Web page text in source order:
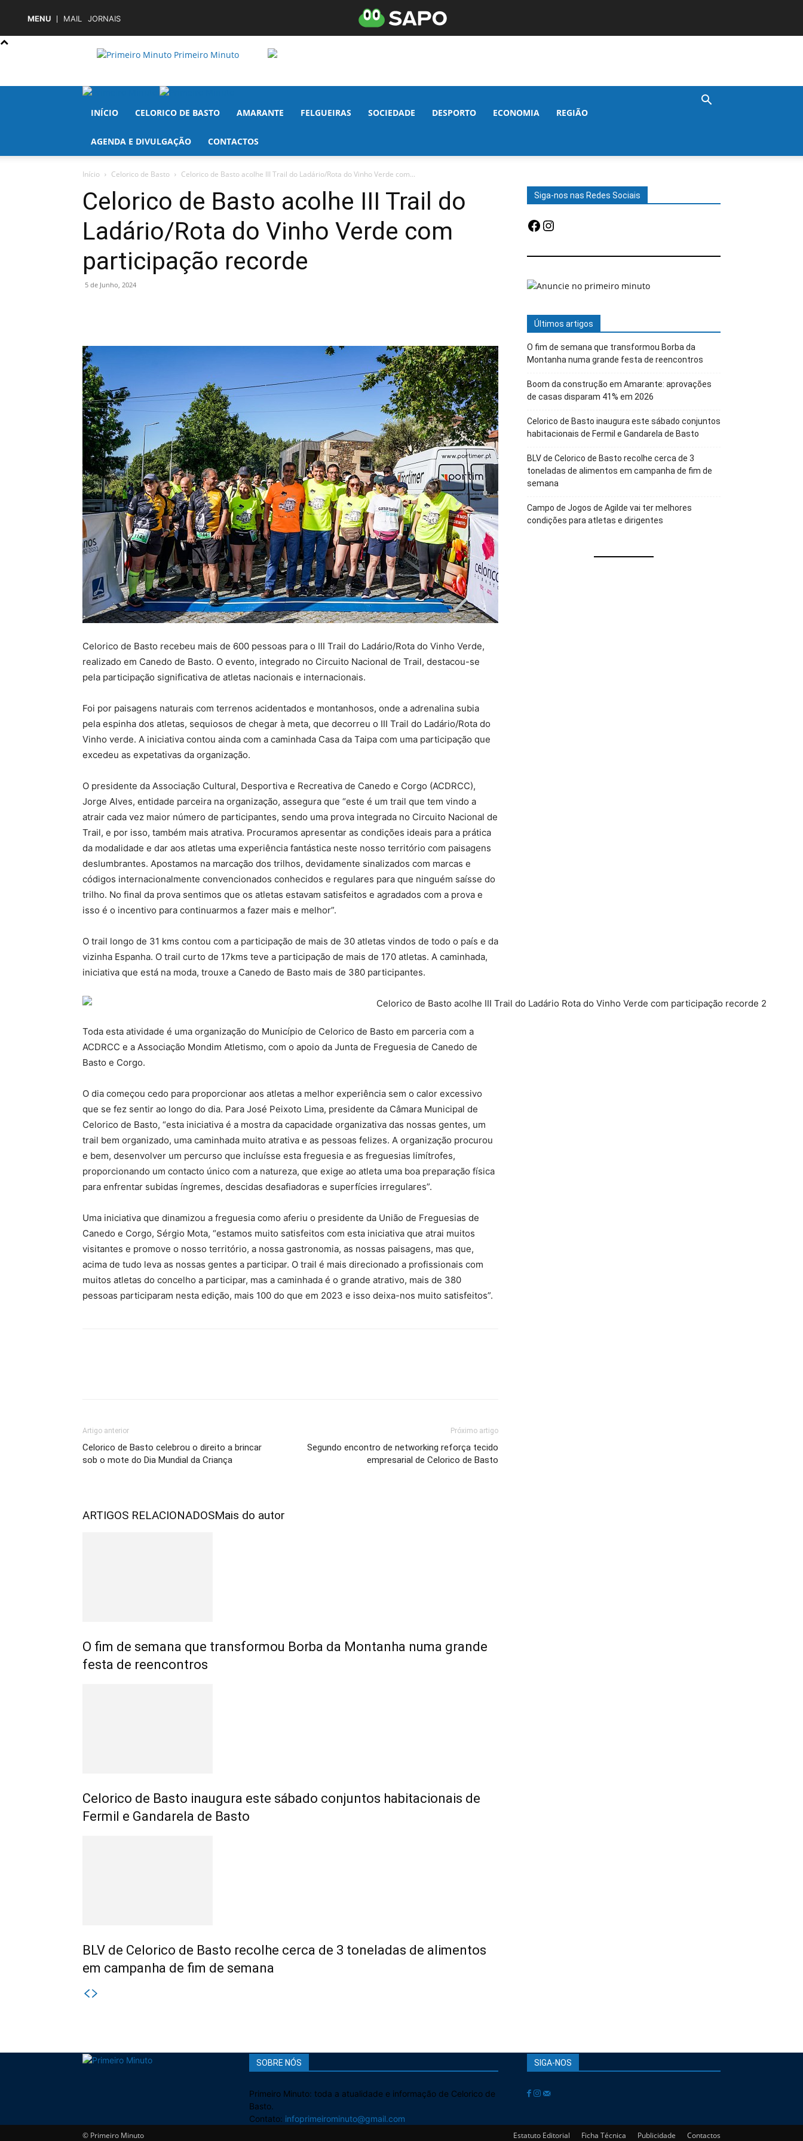
MENU MAIL JORNAIS
Primeiro Minuto
INÍCIO CELORICO DE BASTO AMARANTE FELGUEIRAS SOCIEDADE DESPORTO ECONOMIA REGIÃO
AGENDA E DIVULGAÇÃO CONTACTOS
Início Celorico de Basto Celorico de Basto acolhe III Trail do Ladário/Rota do Vinho Verde com...
Celorico de Basto acolhe III Trail do
Ladário/Rota do Vinho Verde com
participação recorde
5 de Junho, 2024
Celorico de Basto recebeu mais de 600 pessoas para o III Trail do Ladário/Rota do Vinho Verde,
realizado em Canedo de Basto. O evento, integrado no Circuito Nacional de Trail, destacou-se
pela participação significativa de atletas nacionais e internacionais.
Foi por paisagens naturais com terrenos acidentados e montanhosos, onde a adrenalina subia
pela espinha dos atletas, sequiosos de chegar à meta, que decorreu o III Trail do Ladário/Rota do
Vinho verde. A iniciativa contou ainda com a caminhada Casa da Taipa com uma participação que
excedeu as expetativas da organização.
O presidente da Associação Cultural, Desportiva e Recreativa de Canedo e Corgo (ACDRCC),
Jorge Alves, entidade parceira na organização, assegura que “este é um trail que tem vindo a
atrair cada vez maior número de participantes, sendo uma prova integrada no Circuito Nacional de
Trail, e por isso, também mais atrativa. Procuramos apresentar as condições ideais para a prática
da modalidade e dar aos atletas uma experiência fantástica neste nosso território com paisagens
deslumbrantes. Apostamos na marcação dos trilhos, devidamente sinalizados com marcas e
códigos internacionalmente convencionados conhecidos e regulares para que ninguém saísse do
trilho. No final da prova sentimos que os atletas estavam satisfeitos e agradados com a prova e
isso é o incentivo para continuarmos a fazer mais e melhor”.
O trail longo de 31 kms contou com a participação de mais de 30 atletas vindos de todo o país e da
vizinha Espanha. O trail curto de 17kms teve a participação de mais de 170 atletas. A caminhada,
iniciativa que está na moda, trouxe a Canedo de Basto mais de 380 participantes.
Toda esta atividade é uma organização do Município de Celorico de Basto em parceria com a
ACDRCC e a Associação Mondim Atletismo, com o apoio da Junta de Freguesia de Canedo de
Basto e Corgo.
O dia começou cedo para proporcionar aos atletas a melhor experiência sem o calor excessivo
que se fez sentir ao longo do dia. Para José Peixoto Lima, presidente da Câmara Municipal de
Celorico de Basto, “esta iniciativa é a mostra da capacidade organizativa das nossas gentes, um
trail bem organizado, uma caminhada muito atrativa e as pessoas felizes. A organização procurou
e bem, desenvolver um percurso que incluísse esta freguesia e as freguesias limítrofes,
proporcionando um contacto único com a natureza, que exige ao atleta uma boa preparação física
para enfrentar subidas íngremes, descidas desafiadoras e superfícies irregulares”.
Uma iniciativa que dinamizou a freguesia como aferiu o presidente da União de Freguesias de
Canedo e Corgo, Sérgio Mota, “estamos muito satisfeitos com esta iniciativa que atrai muitos
visitantes e promove o nosso território, a nossa gastronomia, as nossas paisagens, mas que,
acima de tudo leva as nossas gentes a participar. O trail é mais direcionado a profissionais com
muitos atletas do concelho a participar, mas a caminhada é o grande atrativo, mais de 380
pessoas participaram nesta edição, mais 100 do que em 2023 e isso deixa-nos muito satisfeitos”.
Artigo anterior
Celorico de Basto celebrou o direito a brincar
sob o mote do Dia Mundial da Criança
Próximo artigo
Segundo encontro de networking reforça tecido
empresarial de Celorico de Basto
ARTIGOS RELACIONADOSMais do autor
O fim de semana que transformou Borba da Montanha numa grande
festa de reencontros
Celorico de Basto inaugura este sábado conjuntos habitacionais de
Fermil e Gandarela de Basto
BLV de Celorico de Basto recolhe cerca de 3 toneladas de alimentos
em campanha de fim de semana
Siga-nos nas Redes Sociais
Facebook
Instagram
Últimos artigos
O fim de semana que transformou Borba da
Montanha numa grande festa de reencontros
Boom da construção em Amarante: aprovações
de casas disparam 41% em 2026
Celorico de Basto inaugura este sábado conjuntos
habitacionais de Fermil e Gandarela de Basto
BLV de Celorico de Basto recolhe cerca de 3
toneladas de alimentos em campanha de fim de
semana
Campo de Jogos de Agilde vai ter melhores
condições para atletas e dirigentes
SOBRE NÓS
Primeiro Minuto: toda a atualidade e informação de Celorico de
Basto.
Contato: infoprimeirominuto@gmail.com
SIGA-NOS
Estatuto Editorial Ficha Técnica Publicidade Contactos
© Primeiro Minuto